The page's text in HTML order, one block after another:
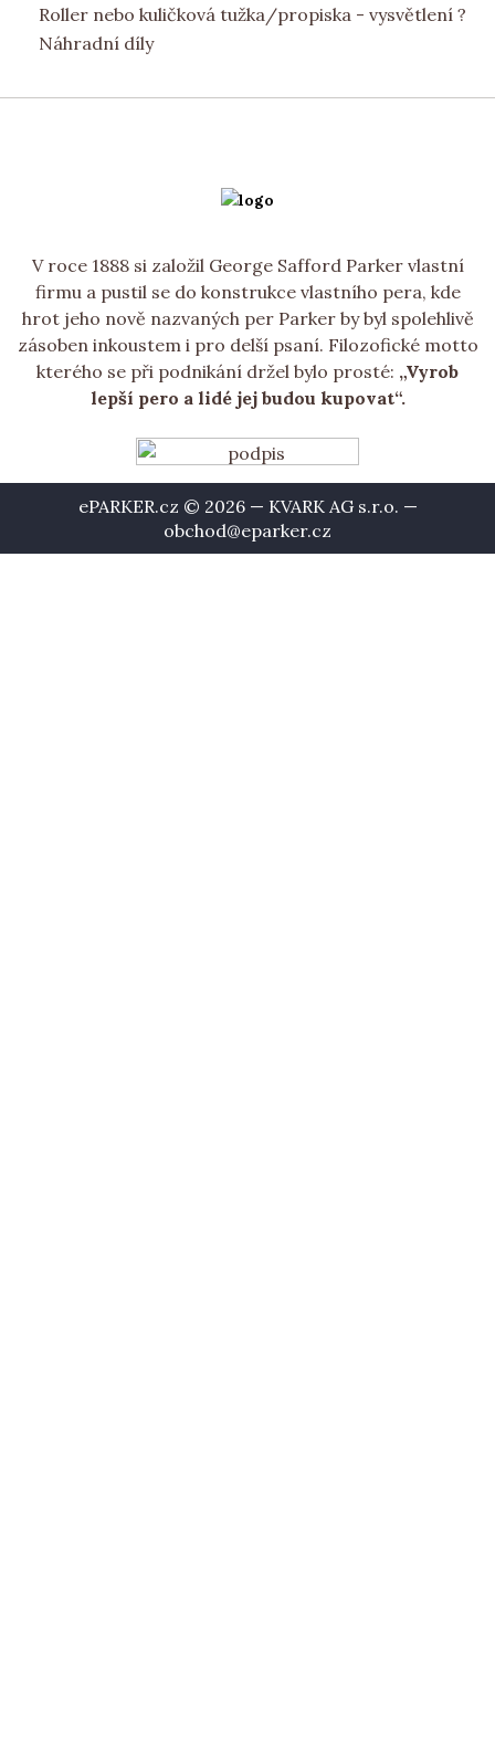
Roller nebo kuličková tužka/propiska - vysvětlení ?
Náhradní díly
V roce 1888 si založil George Safford Parker vlastní
firmu a pustil se do konstrukce vlastního pera, kde
hrot jeho nově nazvaných per Parker by byl spolehlivě
zásoben inkoustem i pro delší psaní. Filozofické motto
kterého se při podnikání držel bylo prosté: „Vyrob
lepší pero a lidé jej budou kupovat“.
ePARKER.cz © 2026 — KVARK AG s.r.o. —
obchod@eparker.cz